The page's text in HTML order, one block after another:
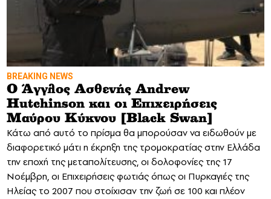
BREAKING NEWS
Ο Άγγλος Ασθενής Andrew
Hutchinson και οι Επιχειρήσεις
Μαύρου Κύκνου [Black Swan]
Κάτω από αυτό το πρίσμα θα μπορούσαν να ειδωθούν με
διαφορετικό μάτι η έκρηξη της τρομοκρατίας στην Ελλάδα
την εποχή της μεταπολίτευσης, οι δολοφονίες της 17
Νοέμβρη, οι Επιχειρήσεις φωτιάς όπως οι Πυρκαγιές της
Ηλείας το 2007 που στοίχισαν την ζωή σε 100 και πλέον